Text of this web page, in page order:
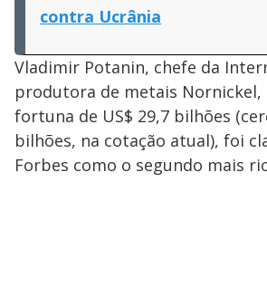
contra Ucrânia
Vladimir Potanin, chefe da
produtora de metais Nornickel,
fortuna de US$ 29,7 bilhões
bilhões, na cotação atual), foi
Forbes como o segundo mais